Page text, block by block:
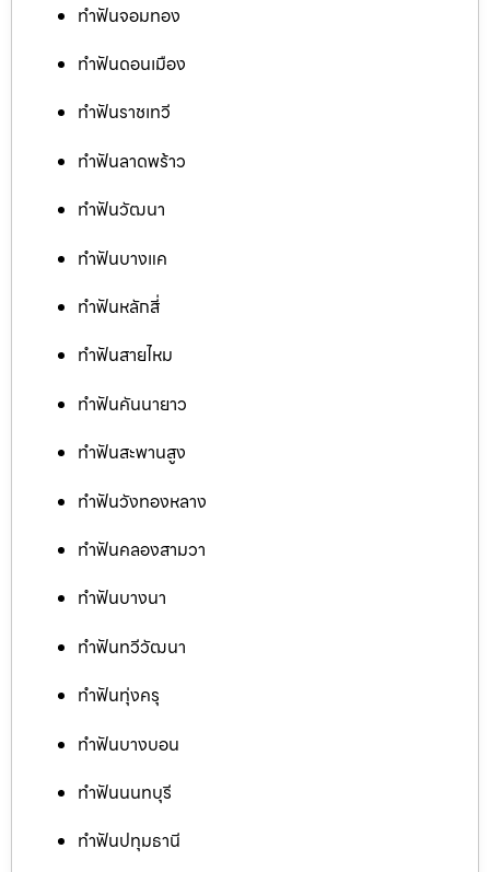
ทำฟันจอมทอง
ทำฟันดอนเมือง
ทำฟันราชเทวี
ทำฟันลาดพร้าว
ทำฟันวัฒนา
ทำฟันบางแค
ทำฟันหลักสี่
ทำฟันสายไหม
ทำฟันคันนายาว
ทำฟันสะพานสูง
ทำฟันวังทองหลาง
ทำฟันคลองสามวา
ทำฟันบางนา
ทำฟันทวีวัฒนา
ทำฟันทุ่งครุ
ทำฟันบางบอน
ทำฟันนนทบุรี
ทำฟันปทุมธานี